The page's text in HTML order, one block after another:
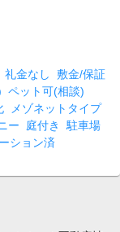
礼金なし
敷金/保証
ペット可(相談)
メゾネットタイプ
ー 庭付き
駐車場
ション済